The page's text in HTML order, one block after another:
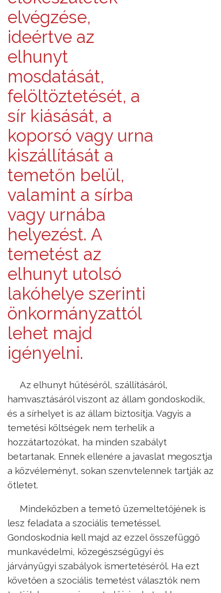
elvégzése,
ideértve az
elhunyt
mosdatását,
felöltöztetését, a
sír kiásását, a
koporsó vagy urna
kiszállítását a
temetőn belül,
valamint a sírba
vagy urnába
helyezést. A
temetést az
elhunyt utolsó
lakóhelye szerinti
önkormányzattól
lehet majd
igényelni.
Az elhunyt hűtéséről, szállításáról,
hamvasztásáról viszont az állam gondoskodik,
és a sírhelyet is az állam biztosítja. Vagyis a
temetési költségek nem terhelik a
hozzátartozókat, ha minden szabályt
betartanak. Ennek ellenére a javaslat megosztja
a közvéleményt, sokan szenvtelennek tartják az
ötletet.
Mindeközben a temető üzemeltetőjének is
lesz feladata a szociális temetéssel.
Gondoskodnia kell majd az ezzel összefüggő
munkavédelmi, közegészségügyi és
járványügyi szabályok ismertetéséről. Ha ezt
követően a szociális temetést választók nem